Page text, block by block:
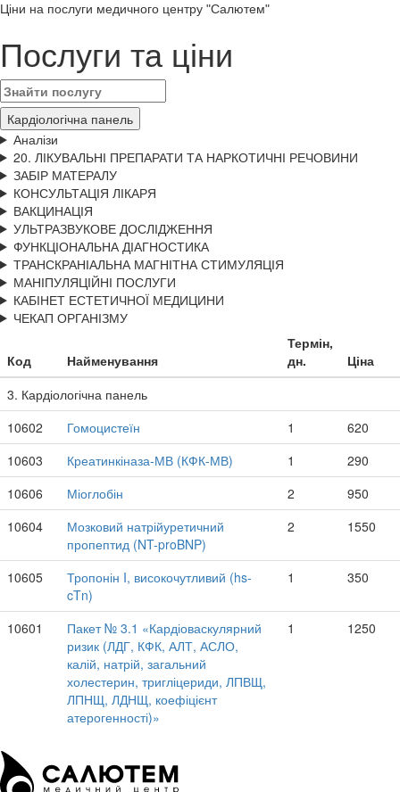
Цiни на послуги медичного центру "Салютем"
Послуги та ціни
Кардіологічна панель
Аналізи
20. ЛІКУВАЛЬНІ ПРЕПАРАТИ ТА НАРКОТИЧНІ РЕЧОВИНИ
ЗАБІР МАТЕРАЛУ
КОНСУЛЬТАЦІЯ ЛІКАРЯ
ВАКЦИНАЦІЯ
УЛЬТРАЗВУКОВЕ ДОСЛІДЖЕННЯ
ФУНКЦІОНАЛЬНА ДІАГНОСТИКА
ТРАНСКРАНІАЛЬНА МАГНІТНА СТИМУЛЯЦІЯ
МАНІПУЛЯЦІЙНІ ПОСЛУГИ
КАБІНЕТ ЕСТЕТИЧНОЇ МЕДИЦИНИ
ЧЕКАП ОРГАНІЗМУ
Код Найменування
Термін,
дн.
Ціна
3. Кардіологічна панель
10602
Гомоцистеїн 1
620
10603
Креатинкіназа-МВ (КФК-МВ) 1
290
10606
Міоглобін 2
950
10604
Мозковий натрійуретичний
пропептид (NT-proBNP)
2 1550
10605
Тропонін I, високочутливий (hs-
cTn)
1 350
10601
Пакет № 3.1 «Кардіоваскулярний
ризик (ЛДГ, КФК, АЛТ, АСЛО,
калій, натрій, загальний
холестерин, тригліцериди, ЛПВЩ,
ЛПНЩ, ЛДНЩ, коефіцієнт
атерогенності)»
1 1250